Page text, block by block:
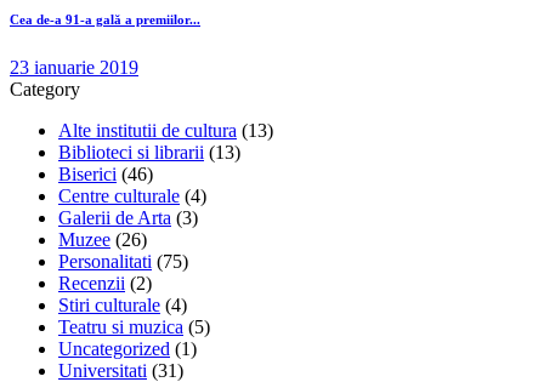
Cea de-a 91-a gală a premiilor...
23 ianuarie 2019
Category
Alte institutii de cultura (13)
Biblioteci si librarii (13)
Biserici (46)
Centre culturale (4)
Galerii de Arta (3)
Muzee (26)
Personalitati (75)
Recenzii (2)
Stiri culturale (4)
Teatru si muzica (5)
Uncategorized (1)
Universitati (31)